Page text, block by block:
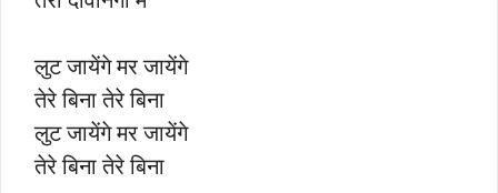
लुट जायेंगे मर जायेंगे
तेरे बिना तेरे बिना
लुट जायेंगे मर जायेंगे
तेरे बिना तेरे बिना